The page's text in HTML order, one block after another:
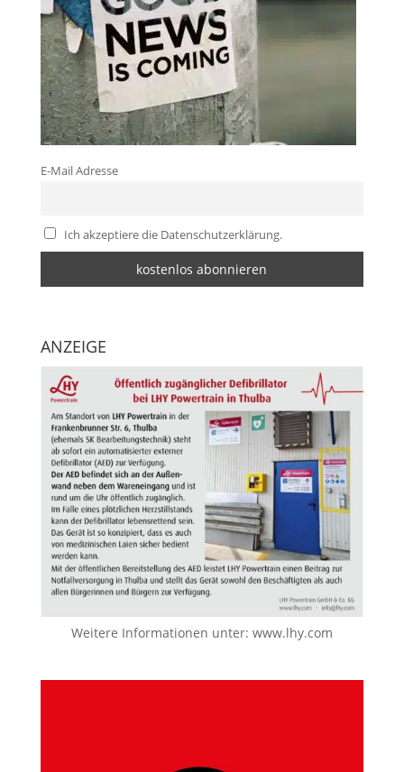
E-Mail Adresse
Ich akzeptiere die Datenschutzerklärung.
ANZEIGE
Weitere Informationen unter: www.lhy.com